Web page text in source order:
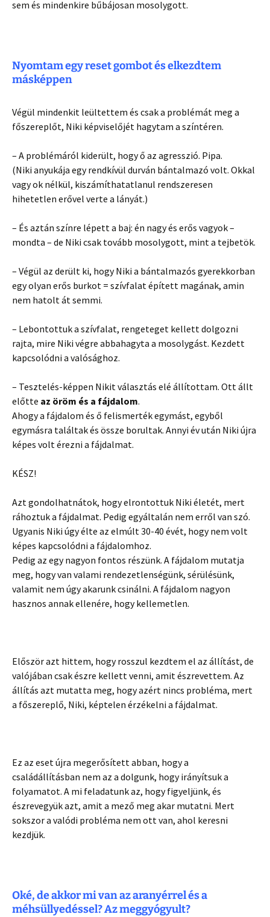
sem és mindenkire bűbájosan mosolygott.
Nyomtam egy reset gombot és elkezdtem
másképpen
Végül mindenkit leültettem és csak a problémát meg a
főszereplőt, Niki képviselőjét hagytam a színtéren.
– A problémáról kiderült, hogy ő az agresszió. Pipa.
(Niki anyukája egy rendkívül durván bántalmazó volt. Okkal
vagy ok nélkül, kiszámíthatatlanul rendszeresen
hihetetlen erővel verte a lányát.)
– És aztán színre lépett a baj: én nagy és erős vagyok –
mondta – de Niki csak tovább mosolygott, mint a tejbetök.
– Végül az derült ki, hogy Niki a bántalmazós gyerekkorban
egy olyan erős burkot = szívfalat épített magának, amin
nem hatolt át semmi.
– Lebontottuk a szívfalat, rengeteget kellett dolgozni
rajta, mire Niki végre abbahagyta a mosolygást. Kezdett
kapcsolódni a valósághoz.
– Tesztelés-képpen Nikit választás elé állítottam. Ott állt
előtte az öröm és a fájdalom.
Ahogy a fájdalom és ő felismerték egymást, egyből
egymásra találtak és össze borultak. Annyi év után Niki újra
képes volt érezni a fájdalmat.
KÉSZ!
Azt gondolhatnátok, hogy elrontottuk Niki életét, mert
ráhoztuk a fájdalmat. Pedig egyáltalán nem erről van szó.
Ugyanis Niki úgy élte az elmúlt 30-40 évét, hogy nem volt
képes kapcsolódni a fájdalomhoz.
Pedig az egy nagyon fontos részünk. A fájdalom mutatja
meg, hogy van valami rendezetlenségünk, sérülésünk,
valamit nem úgy akarunk csinálni. A fájdalom nagyon
hasznos annak ellenére, hogy kellemetlen.
Először azt hittem, hogy rosszul kezdtem el az állítást, de
valójában csak észre kellett venni, amit észrevettem. Az
állítás azt mutatta meg, hogy azért nincs probléma, mert
a főszereplő, Niki, képtelen érzékelni a fájdalmat.
Ez az eset újra megerősített abban, hogy a
családállításban nem az a dolgunk, hogy irányítsuk a
folyamatot. A mi feladatunk az, hogy figyeljünk, és
észrevegyük azt, amit a mező meg akar mutatni. Mert
sokszor a valódi probléma nem ott van, ahol keresni
kezdjük.
Oké, de akkor mi van az aranyérrel és a
méhsüllyedéssel? Az meggyógyult?